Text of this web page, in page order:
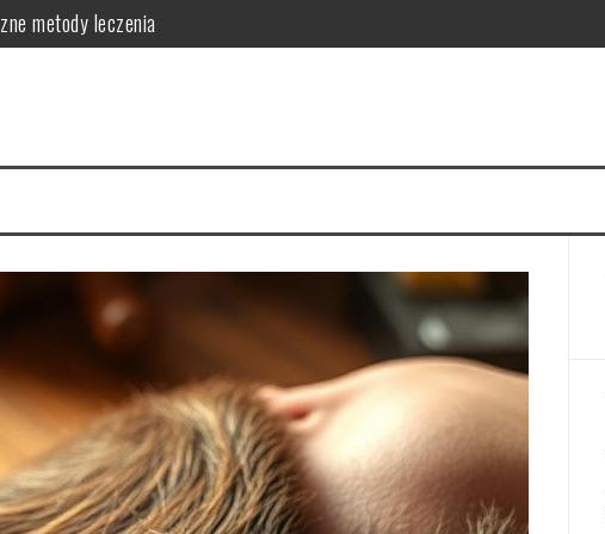
metody leczenia
skórę
skuteczna pielęgnacja
działanie i zastosowanie